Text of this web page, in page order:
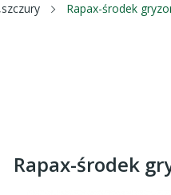
Rapax-środek
Rapax-środek